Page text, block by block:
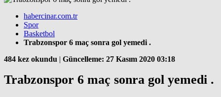
habercinar.com.tr
Spor
Basketbol
Trabzonspor 6 maç sonra gol yemedi .
484 kez okundu | Güncelleme: 27 Kasım 2020 03:18
Trabzonspor 6 maç sonra gol yemedi .